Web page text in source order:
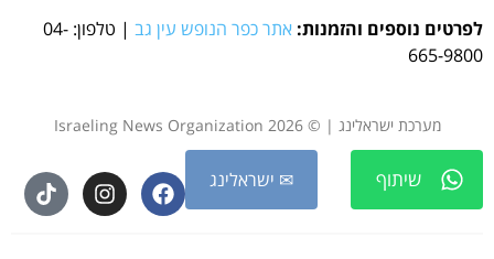
לפרטים נוספים והזמנות: אתר כפר הנופש עין גב
| טלפון: 04-
665-9800
מערכת ישראלינג | © 2026 Israeling News Organization
שיתוף ✉ ישראלינג